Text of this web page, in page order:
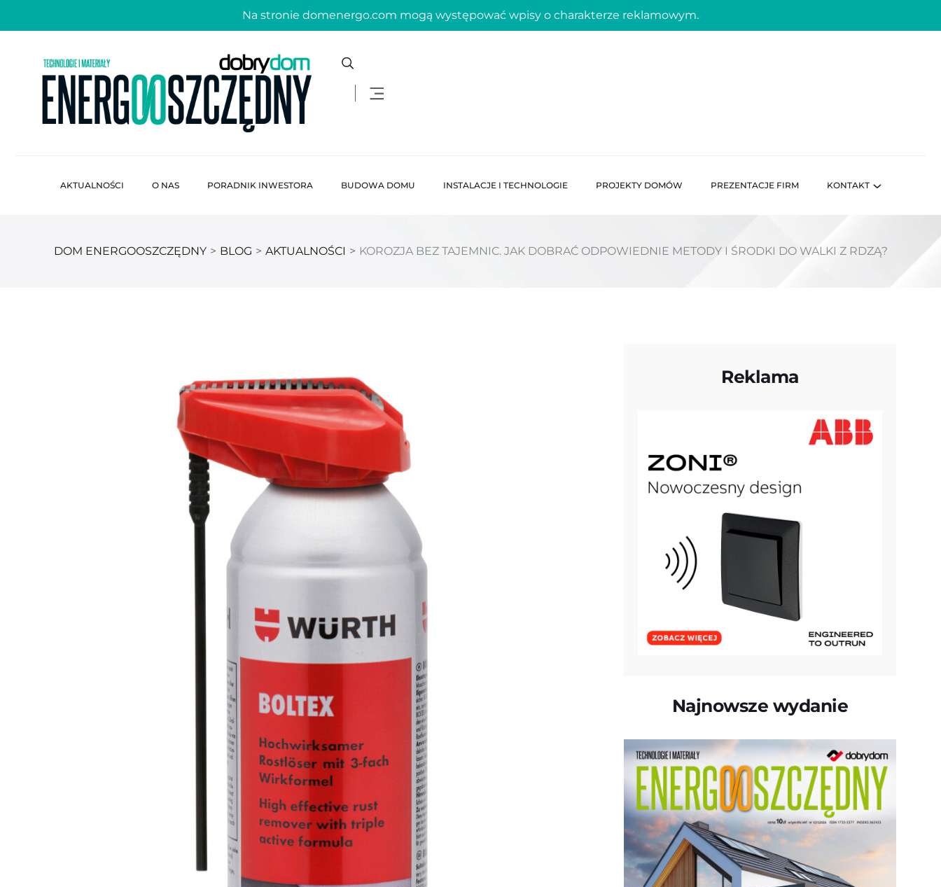
Na stronie domenergo.com mogą występować wpisy o charakterze reklamowym.
AKTUALNOŚCI O NAS PORADNIK INWESTORA BUDOWA DOMU INSTALACJE I TECHNOLOGIE PROJEKTY DOMÓW PREZENTACJE FIRM KONTAKT
DOM ENERGOOSZCZĘDNY > BLOG > AKTUALNOŚCI > KOROZJA BEZ TAJEMNIC. JAK DOBRAĆ ODPOWIEDNIE METODY I ŚRODKI DO WALKI Z RDZĄ?
Reklama
Najnowsze wydanie